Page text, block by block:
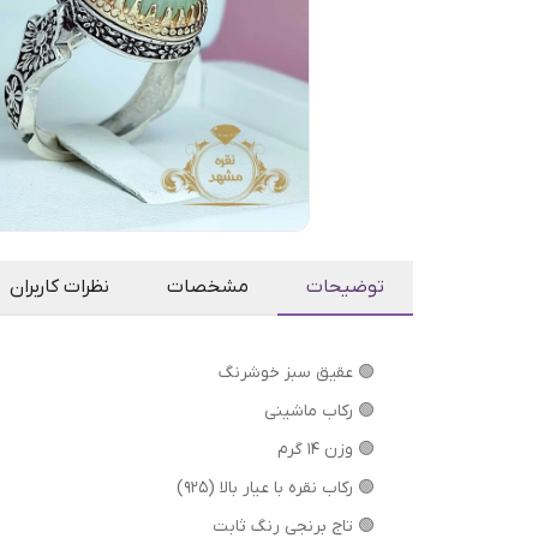
توضیحات مشخصات نظرات کاربران
🟢 عقیق سبز خوشرنگ
🟢 رکاب ماشینی
🟢 وزن 14 گرم
🟢 رکاب نقره با عیار بالا (۹۲۵)
🟢 تاج برنجی رنگ ثابت